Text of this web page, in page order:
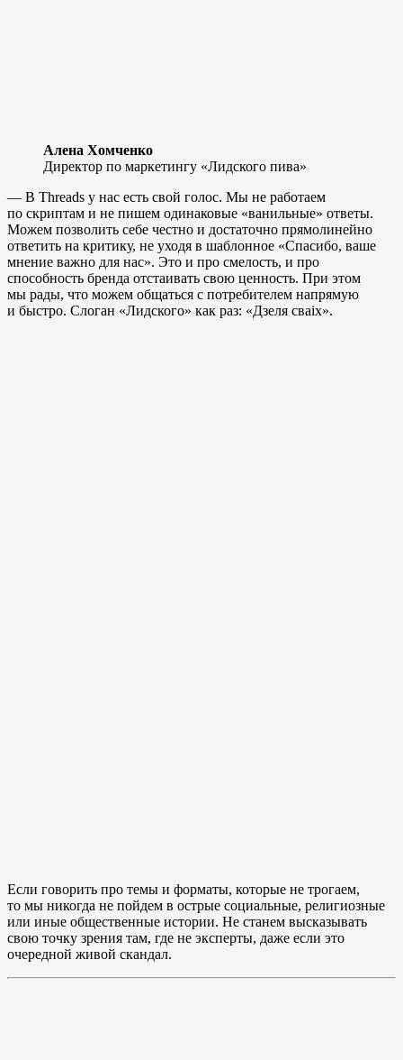
Алена Хомченко
Директор по маркетингу «Лидского пива»
— В Threads у нас есть свой голос. Мы не работаем
по скриптам и не пишем одинаковые «ванильные» ответы.
Можем позволить себе честно и достаточно прямолинейно
ответить на критику, не уходя в шаблонное «Спасибо, ваше
мнение важно для нас». Это и про смелость, и про
способность бренда отстаивать свою ценность. При этом
мы рады, что можем общаться с потребителем напрямую
и быстро. Слоган «Лидского» как раз: «Дзеля сваix».
Если говорить про темы и форматы, которые не трогаем,
то мы никогда не пойдем в острые социальные, религиозные
или иные общественные истории. Не станем высказывать
свою точку зрения там, где не эксперты, даже если это
очередной живой скандал.